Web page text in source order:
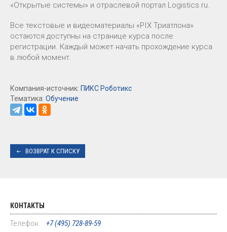
«Открытые системы» и отраслевой портал Logistics.ru.
Все текстовые и видеоматериалы «PIX Триатлона»
остаются доступны на странице курса после
регистрации. Каждый может начать прохождение курса
в любой момент.
Компания-источник: ПИКС Роботикс
Тематика: Обучение
ВОЗВРАТ К СПИСКУ
КОНТАКТЫ
Телефон:
+7 (495) 728-89-59